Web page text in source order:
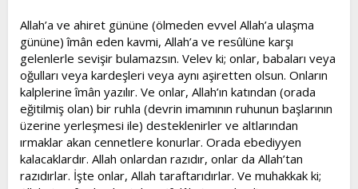
Allah’a ve ahiret gününe (ölmeden evvel Allah’a ulaşma
gününe) îmân eden kavmi, Allah’a ve resûlüne karşı
gelenlerle sevişir bulamazsın. Velev ki; onlar, babaları veya
oğulları veya kardeşleri veya aynı aşiretten olsun. Onların
kalplerine îmân yazılır. Ve onlar, Allah’ın katından (orada
eğitilmiş olan) bir ruhla (devrin imamının ruhunun başlarının
üzerine yerleşmesi ile) desteklenirler ve altlarından
ırmaklar akan cennetlere konurlar. Orada ebediyyen
kalacaklardır. Allah onlardan razıdır, onlar da Allah’tan
razıdırlar. İşte onlar, Allah taraftarıdırlar. Ve muhakkak ki;